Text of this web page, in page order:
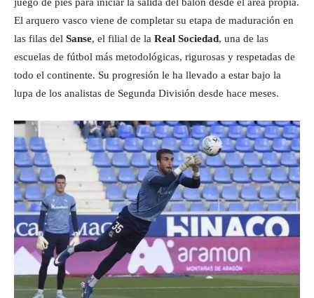
El arquero vasco viene de completar su etapa de maduración en
las filas del Sanse, el filial de la Real Sociedad, una de las
escuelas de fútbol más metodológicas, rigurosas y respetadas de
todo el continente. Su progresión le ha llevado a estar bajo la
lupa de los analistas de Segunda División desde hace meses.